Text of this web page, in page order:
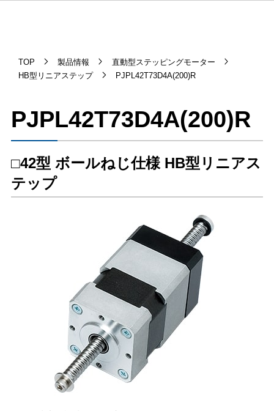
TOP 製品情報
直動型ステッピングモーター
HB型リニアステップ
PJPL42T73D4A(200)R
PJPL42T73D4A(200)R
□42型 ボールねじ仕様 HB型リニアス
テップ